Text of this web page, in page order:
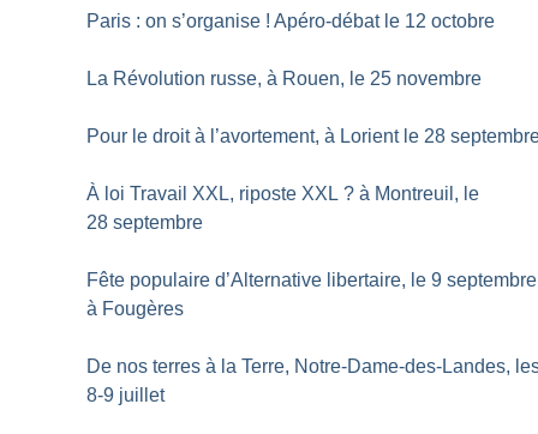
Paris : on s’organise ! Apéro-débat le 12 octobre
La Révolution russe, à Rouen, le 25 novembre
Pour le droit à l’avortement, à Lorient le 28
À loi Travail XXL, riposte XXL ? à Montreuil, le
28 septembre
Fête populaire d’Alternative libertaire, le 9 septembre
à Fougères
De nos terres à la Terre, Notre-Dame-des-Landes,
8-9 juillet